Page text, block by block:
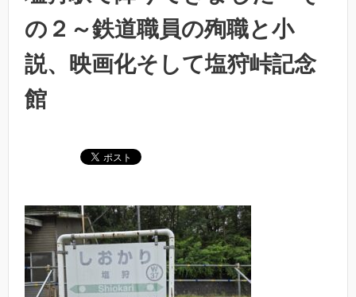
の２～鉄道職員の殉職と小
説、映画化そして塩狩峠記念
館